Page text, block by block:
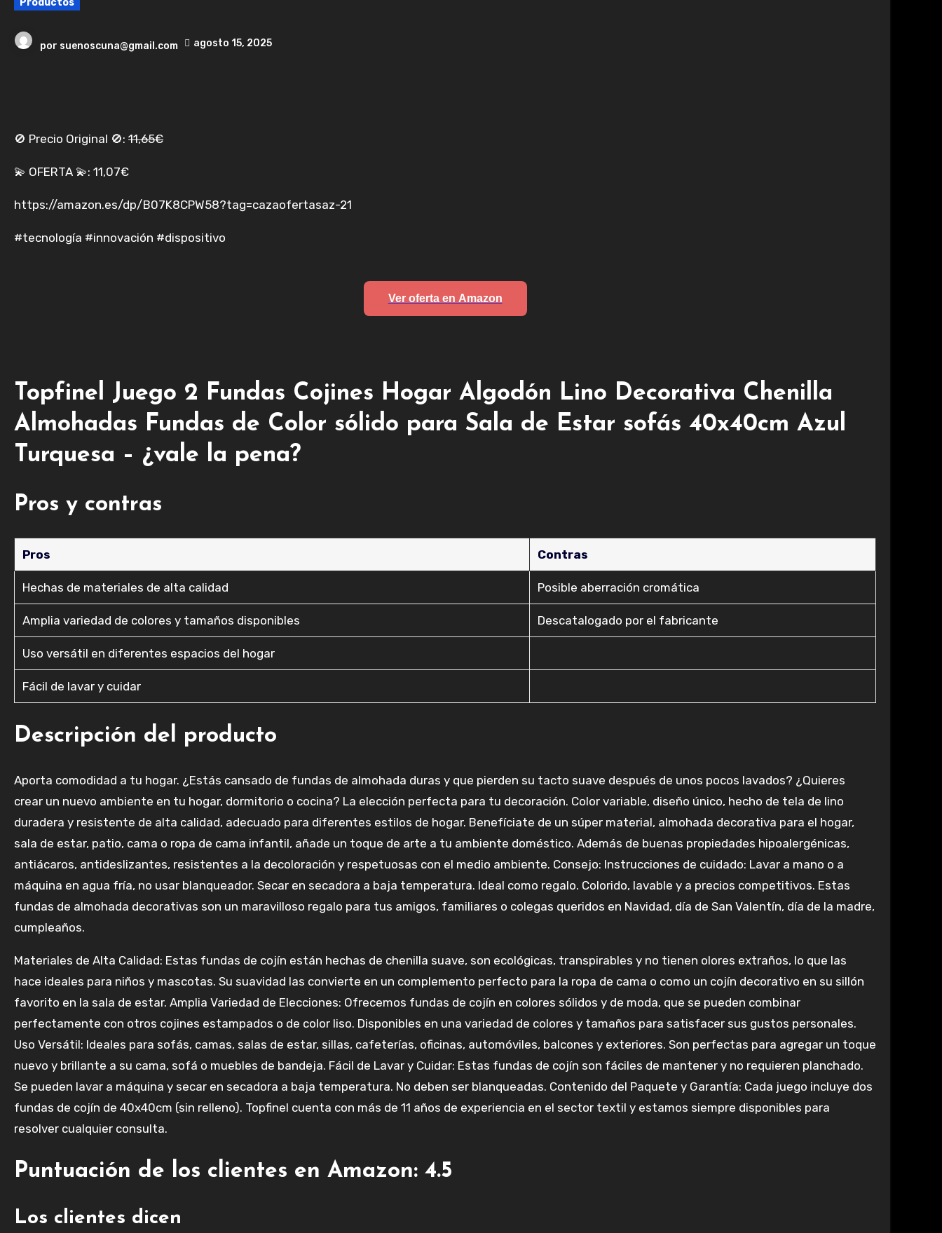
Productos
por suenoscuna@gmail.com agosto 15, 2025
🚫 Precio Original 🚫: 11,65€
💫 OFERTA 💫: 11,07€
https://amazon.es/dp/B07K8CPW58?tag=cazaofertasaz-21
#tecnología #innovación #dispositivo
Ver oferta en Amazon
Topfinel Juego 2 Fundas Cojines Hogar Algodón Lino Decorativa Chenilla
Almohadas Fundas de Color sólido para Sala de Estar sofás 40x40cm Azul
Turquesa – ¿vale la pena?
Pros y contras
Pros Contras
Hechas de materiales de alta calidad Posible aberración cromática
Amplia variedad de colores y tamaños disponibles Descatalogado por el fabricante
Uso versátil en diferentes espacios del hogar
Fácil de lavar y cuidar
Descripción del producto
Aporta comodidad a tu hogar. ¿Estás cansado de fundas de almohada duras y que pierden su tacto suave después de unos pocos lavados? ¿Quieres
crear un nuevo ambiente en tu hogar, dormitorio o cocina? La elección perfecta para tu decoración. Color variable, diseño único, hecho de tela de lino
duradera y resistente de alta calidad, adecuado para diferentes estilos de hogar. Benefíciate de un súper material, almohada decorativa para el hogar,
sala de estar, patio, cama o ropa de cama infantil, añade un toque de arte a tu ambiente doméstico. Además de buenas propiedades hipoalergénicas,
antiácaros, antideslizantes, resistentes a la decoloración y respetuosas con el medio ambiente. Consejo: Instrucciones de cuidado: Lavar a mano o a
máquina en agua fría, no usar blanqueador. Secar en secadora a baja temperatura. Ideal como regalo. Colorido, lavable y a precios competitivos. Estas
fundas de almohada decorativas son un maravilloso regalo para tus amigos, familiares o colegas queridos en Navidad, día de San Valentín, día de la madre,
cumpleaños.
Materiales de Alta Calidad: Estas fundas de cojín están hechas de chenilla suave, son ecológicas, transpirables y no tienen olores extraños, lo que las
hace ideales para niños y mascotas. Su suavidad las convierte en un complemento perfecto para la ropa de cama o como un cojín decorativo en su sillón
favorito en la sala de estar. Amplia Variedad de Elecciones: Ofrecemos fundas de cojín en colores sólidos y de moda, que se pueden combinar
perfectamente con otros cojines estampados o de color liso. Disponibles en una variedad de colores y tamaños para satisfacer sus gustos personales.
Uso Versátil: Ideales para sofás, camas, salas de estar, sillas, cafeterías, oficinas, automóviles, balcones y exteriores. Son perfectas para agregar un toque
nuevo y brillante a su cama, sofá o muebles de bandeja. Fácil de Lavar y Cuidar: Estas fundas de cojín son fáciles de mantener y no requieren planchado.
Se pueden lavar a máquina y secar en secadora a baja temperatura. No deben ser blanqueadas. Contenido del Paquete y Garantía: Cada juego incluye dos
fundas de cojín de 40x40cm (sin relleno). Topfinel cuenta con más de 11 años de experiencia en el sector textil y estamos siempre disponibles para
resolver cualquier consulta.
Puntuación de los clientes en Amazon: 4.5
Los clientes dicen